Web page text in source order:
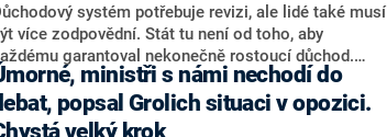
systém potřebuje revizi, ale lidé také musí
více zodpovědní. Stát tu není od toho, aby
garantoval nekonečně rostoucí důchod.
tu nový systém a my ho představíme,řekl
Jihočeského kraje a předseda hnutí Naše
Martin Kuba v rozhovoru pro CNN Prima NEWS.
ministři s námi nechodí do
popsal Grolich situaci v opozici.
velký krok